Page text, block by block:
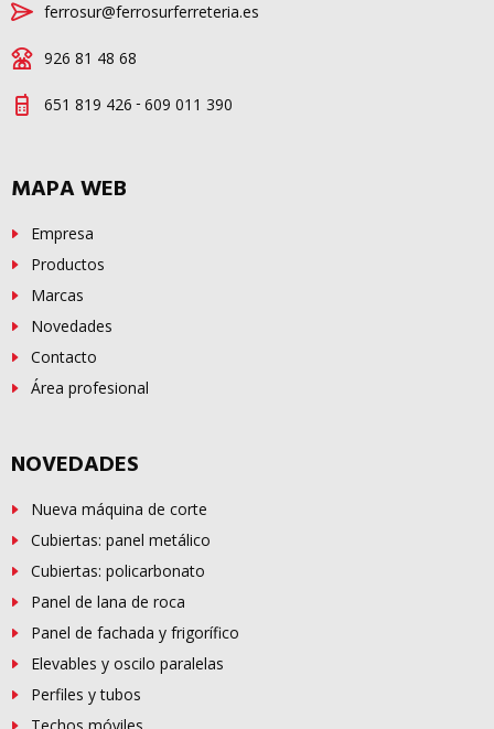
ferrosur@ferrosurferreteria.es
926 81 48 68
651 819 426 - 609 011 390
MAPA WEB
Empresa
Productos
Marcas
Novedades
Contacto
Área profesional
NOVEDADES
Nueva máquina de corte
Cubiertas: panel metálico
Cubiertas: policarbonato
Panel de lana de roca
Panel de fachada y frigorífico
Elevables y oscilo paralelas
Perfiles y tubos